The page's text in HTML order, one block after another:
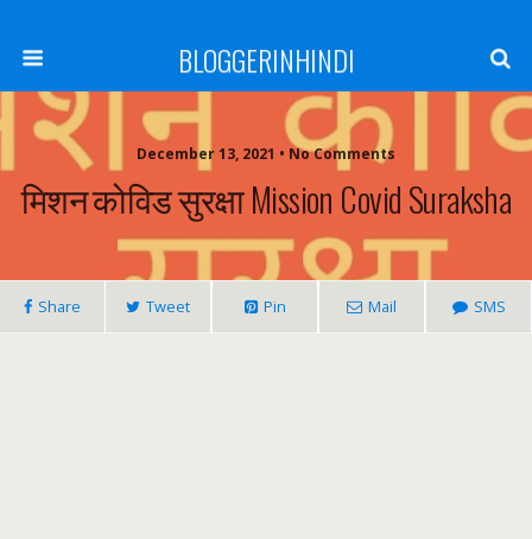
BLOGGERINHINDI
December 13, 2021 • No Comments
मिशन कोविड सुरक्षा Mission Covid Suraksha
Share Tweet Pin Mail SMS